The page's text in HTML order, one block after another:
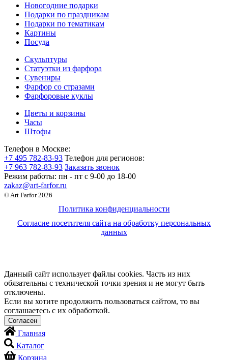
Новогодние подарки
Подарки по праздникам
Подарки по тематикам
Картины
Посуда
Скульптуры
Статуэтки из фарфора
Сувениры
Фарфор со стразами
Фарфоровые куклы
Цветы и корзины
Часы
Штофы
Телефон в Москве:
+7 495 782-83-93 Телефон для регионов:
+7 963 782-83-93 Заказать звонок
Режим работы: пн - пт c 9-00 до 18-00
zakaz@art-farfor.ru
© Art Farfor 2026
Политика конфиденциальности
Согласие посетителя сайта на обработку персональных
данных
Данный сайт использует файлы cookies. Часть из них
обязательны с технической точки зрения и не могут быть
отключены.
Если вы хотите продолжить пользоваться сайтом, то вы
соглашаетесь с их обработкой.
Главная
Каталог
Корзина